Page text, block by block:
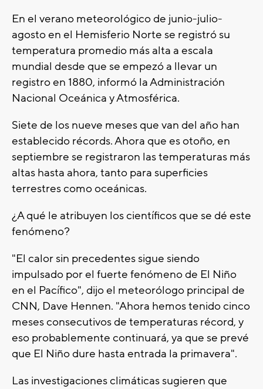
En el verano meteorológico de junio-julio-
agosto en el Hemisferio Norte se registró su
temperatura promedio más alta a escala
mundial desde que se empezó a llevar un
registro en 1880, informó la Administración
Nacional Oceánica y Atmosférica.
Siete de los nueve meses que van del año han
establecido récords. Ahora que es otoño, en
septiembre se registraron las temperaturas más
altas hasta ahora, tanto para superficies
terrestres como oceánicas.
¿A qué le atribuyen los científicos que se dé este
fenómeno?
"El calor sin precedentes sigue siendo
impulsado por el fuerte fenómeno de El Niño
en el Pacífico", dijo el meteorólogo principal de
CNN, Dave Hennen. "Ahora hemos tenido cinco
meses consecutivos de temperaturas récord, y
eso probablemente continuará, ya que se prevé
que El Niño dure hasta entrada la primavera".
Las investigaciones climáticas sugieren que